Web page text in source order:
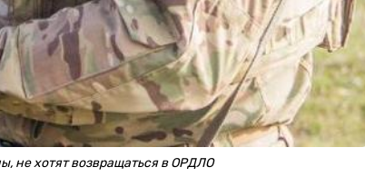
не хотят возвращаться в ОРДЛО